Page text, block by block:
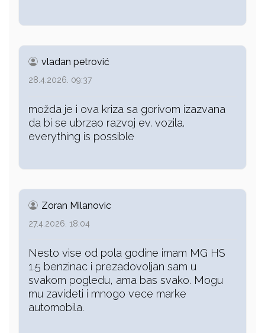
vladan petrović
28.4.2026. 09:37
možda je i ova kriza sa gorivom izazvana
da bi se ubrzao razvoj ev. vozila.
everything is possible
Zoran Milanovic
27.4.2026. 18:04
Nesto vise od pola godine imam MG HS
1.5 benzinac i prezadovoljan sam u
svakom pogledu, ama bas svako. Mogu
mu zavideti i mnogo vece marke
automobila.